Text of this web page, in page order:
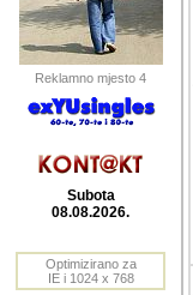
Reklamno mjesto 4
Subota
08.08.2026.
Optimizirano za
IE i 1024 x 768